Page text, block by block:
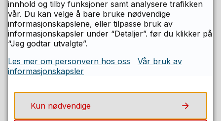
friluftsområder
Kommuner og interkommunale friluftsråd kan
søke om tilskudd til fysisk tilrettelegging og
skjøtsel i statlig sikrede friluftsområder.
Fylkeskommunen f...
Fant du det du lette etter på denne
innhold og tilby funksjoner samt analysere trafikken
vår. Du kan velge å bare bruke nødvendige
informasjonskapslene, eller tilpasse bruk av
informasjonskapsler under “Detaljer”. før du klikker på
“Jeg godtar utvalgte”.
Les mer om personvern hos oss
Vår bruk av
informasjonskapsler
Kun nødvendige